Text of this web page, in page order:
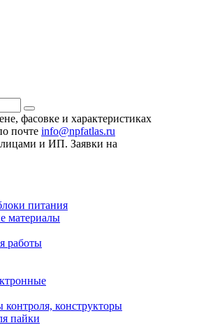
фасовке и характеристиках
почте info@npfatlas.ru
и ИП. Заявки на
питания
материалы
работы
конструкторы
пайки